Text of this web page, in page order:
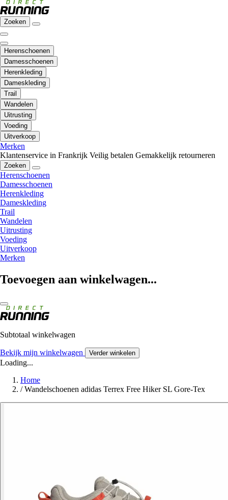
Zoeken
Herenschoenen
Damesschoenen
Herenkleding
Dameskleding
Trail
Wandelen
Uitrusting
Voeding
Uitverkoop
Merken
Klantenservice in Frankrijk Veilig betalen Gemakkelijk retourneren
Zoeken
Herenschoenen
Damesschoenen
Herenkleding
Dameskleding
Trail
Wandelen
Uitrusting
Voeding
Uitverkoop
Merken
Toevoegen aan winkelwagen...
Subtotaal winkelwagen
Bekijk mijn winkelwagen Verder winkelen
Loading...
Home
/ Wandelschoenen adidas Terrex Free Hiker SL Gore-Tex